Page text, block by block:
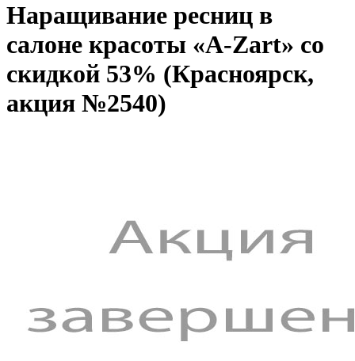
Наращивание ресниц в
салоне красоты «A-Zart» со
скидкой 53% (Красноярск,
акция №2540)